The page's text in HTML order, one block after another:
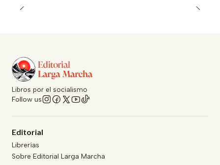
Libros por el socialismo
Follow us
Editorial
Librerías
Sobre Editorial Larga Marcha